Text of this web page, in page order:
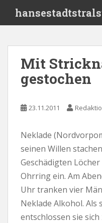
i
Mit
gestochen
23.11.2011
Neklade
seinen Willen
Geschädigten
Ohrring ein. Am
Uhr tranken vier
Neklade Alkohol. Als
entschlossen sie